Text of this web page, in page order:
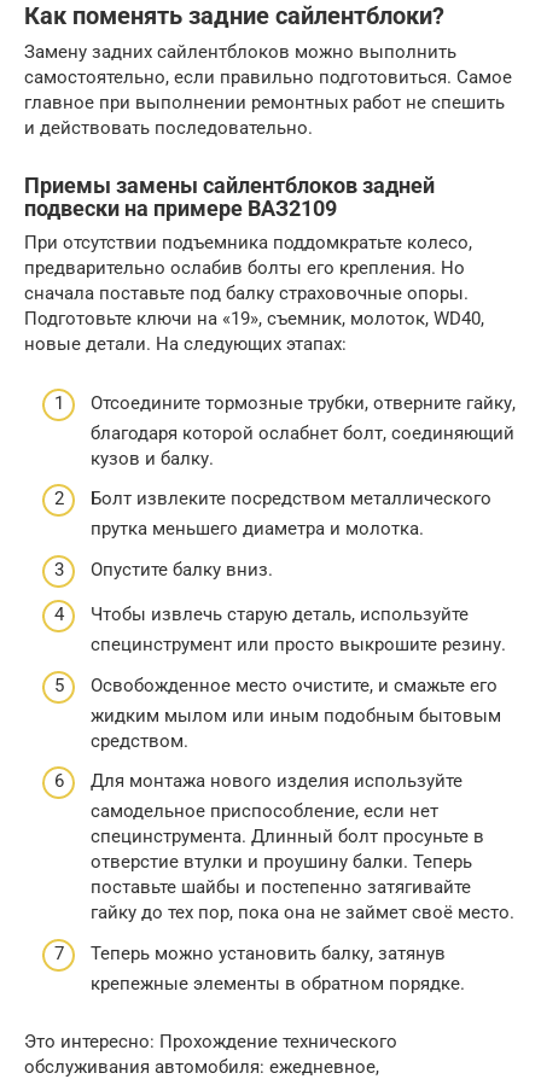
Как поменять задние сайлентблоки?
Замену задних сайлентблоков можно выполнить
самостоятельно, если правильно подготовиться. Самое
главное при выполнении ремонтных работ не спешить
и действовать последовательно.
Приемы замены сайлентблоков задней
подвески на примере ВАЗ2109
При отсутствии подъемника поддомкратьте колесо,
предварительно ослабив болты его крепления. Но
сначала поставьте под балку страховочные опоры.
Подготовьте ключи на «19», съемник, молоток, WD40,
новые детали. На следующих этапах:
Отсоедините тормозные трубки, отверните гайку,
благодаря которой ослабнет болт, соединяющий
кузов и балку.
Болт извлеките посредством металлического
прутка меньшего диаметра и молотка.
Опустите балку вниз.
Чтобы извлечь старую деталь, используйте
специнструмент или просто выкрошите резину.
Освобожденное место очистите, и смажьте его
жидким мылом или иным подобным бытовым
средством.
Для монтажа нового изделия используйте
самодельное приспособление, если нет
специнструмента. Длинный болт просуньте в
отверстие втулки и проушину балки. Теперь
поставьте шайбы и постепенно затягивайте
гайку до тех пор, пока она не займет своё место.
Теперь можно установить балку, затянув
крепежные элементы в обратном порядке.
Это интересно: Прохождение технического
обслуживания автомобиля: ежедневное,